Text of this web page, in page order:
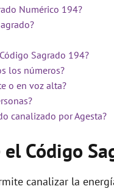
i
Numérico 194?
Sagrado 194?
los números?
o en voz alta?
canalizado por Agesta?
Código
canalizar la